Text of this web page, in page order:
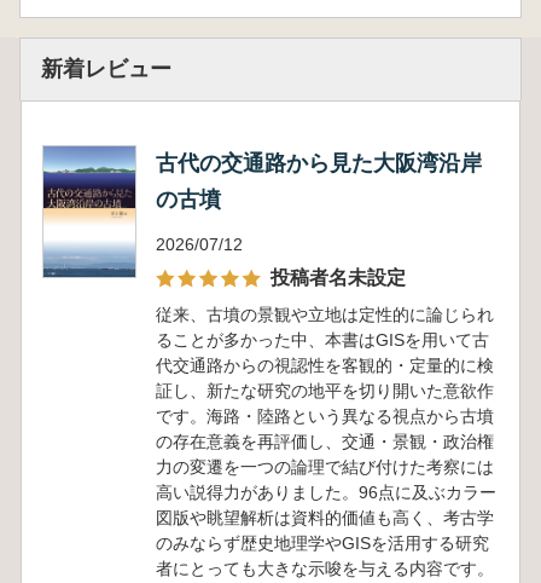
新着レビュー
古代の交通路から見た大阪湾沿岸
の古墳
2026/07/12
投稿者名未設定
従来、古墳の景観や立地は定性的に論じられ
ることが多かった中、本書はGISを用いて古
代交通路からの視認性を客観的・定量的に検
証し、新たな研究の地平を切り開いた意欲作
です。海路・陸路という異なる視点から古墳
の存在意義を再評価し、交通・景観・政治権
力の変遷を一つの論理で結び付けた考察には
高い説得力がありました。96点に及ぶカラー
図版や眺望解析は資料的価値も高く、考古学
のみならず歴史地理学やGISを活用する研究
者にとっても大きな示唆を与える内容です。